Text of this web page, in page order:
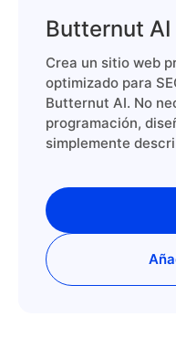
Butternut AI
Crea un sitio web
optimizado para
Butternut AI. No
programación,
simplemente